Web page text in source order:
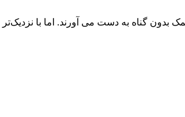
گناه به دست می آورند. اما با